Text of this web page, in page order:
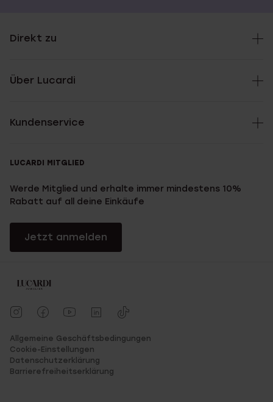
Direkt zu
Über Lucardi
Kundenservice
LUCARDI MITGLIED
Werde Mitglied und erhalte immer mindestens 10%
Rabatt auf all deine Einkäufe
Jetzt anmelden
Allgemeine Geschäftsbedingungen
Cookie-Einstellungen
Datenschutzerklärung
Barrierefreiheitserklärung